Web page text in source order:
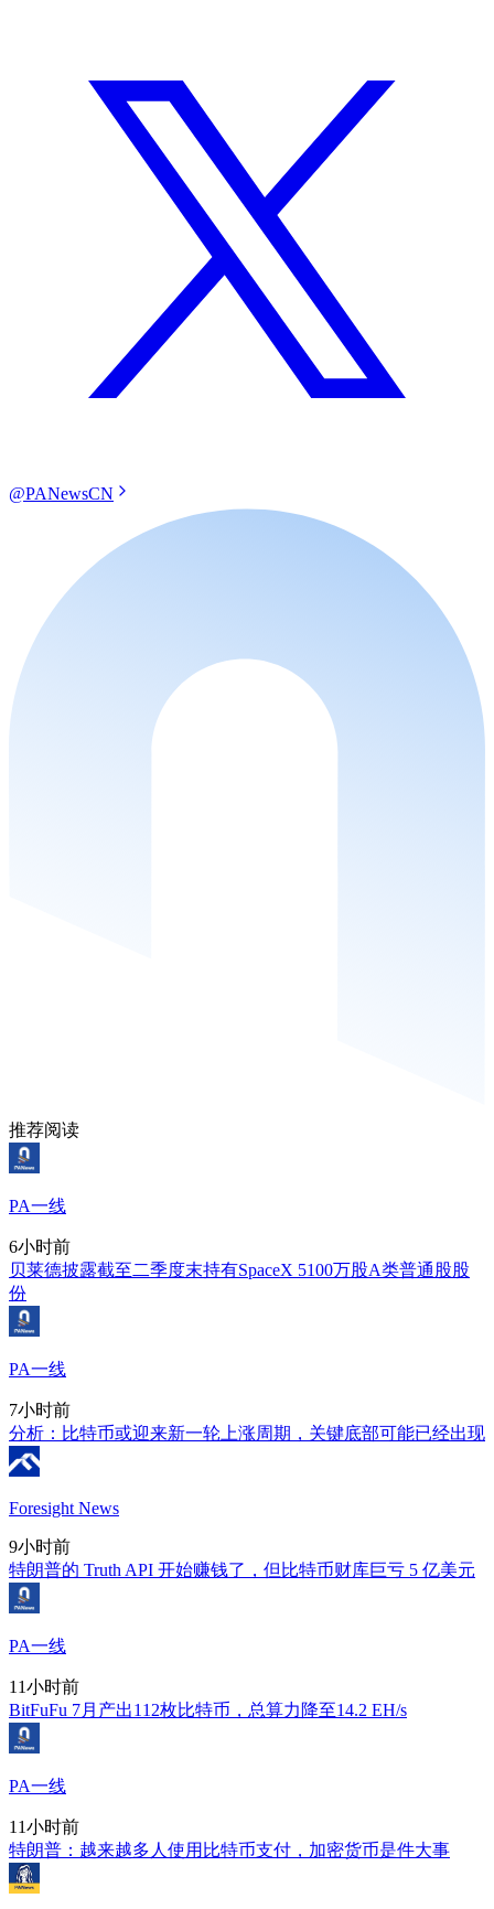
@PANewsCN
推荐阅读
PA一线
6小时前
贝莱德披露截至二季度末持有SpaceX 5100万股A类普通股股
份
PA一线
7小时前
分析：比特币或迎来新一轮上涨周期，关键底部可能已经出现
Foresight News
9小时前
特朗普的 Truth API 开始赚钱了，但比特币财库巨亏 5 亿美元
PA一线
11小时前
BitFuFu 7月产出112枚比特币，总算力降至14.2 EH/s
PA一线
11小时前
特朗普：越来越多人使用比特币支付，加密货币是件大事